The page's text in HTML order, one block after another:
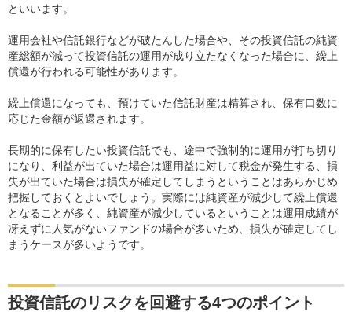
といいます。
運用会社や信託銀行などが破たんした場合や、その投資信託の純資
産総額が減って投資信託の運用が成り立たなくなった場合に、繰上
償還が行われる可能性があります。
繰上償還になっても、預けていた信託財産は精算され、保有口数に
応じた金額が返還されます。
長期的に保有したい投資信託でも、途中で強制的に運用が打ち切り
になり、利益が出ていた場合は運用益に対して税金が発生する、損
失が出ていた場合は損失が確定してしまうということはあらかじめ
把握しておくとよいでしょう。実際には純資産が減少して繰上償還
となることが多く、純資産が減少しているということは運用成績が
冴えずに人気がないファンドの場合が多いため、損失が確定してし
まうケースが多いようです。
投資信託のリスクを回避する4つのポイント